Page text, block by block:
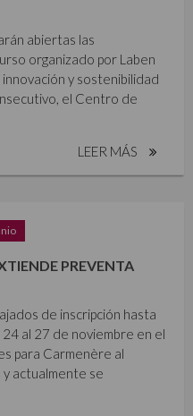
abiertas las
organizado por Laben
y sostenibilidad
el Centro de
LEER MÁS
PREVENTA
de inscripción hasta
al 27 de noviembre en el
para Carmenère al
actualmente se